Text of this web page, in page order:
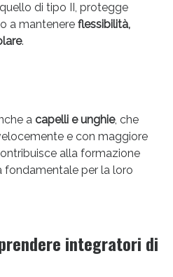
di tipo II, protegge
a mantenere flessibilità,
.
a capelli e unghie, che
e con maggiore
alla formazione
fondamentale per la loro
integratori di
di Oggi